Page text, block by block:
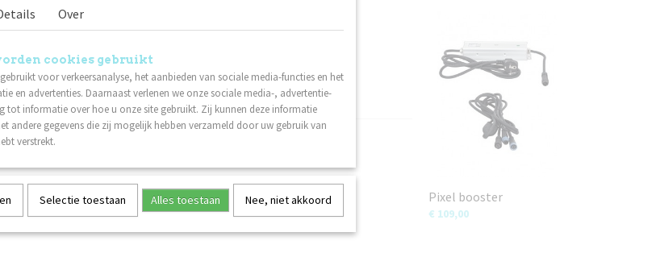
Pixel booster
€ 109,00
Over
cookies gebruikt
voor verkeersanalyse, het aanbieden van sociale media-functies en het
en advertenties. Daarnaast verlenen we onze sociale media-, advertentie-
tot informatie over hoe u onze site gebruikt. Zij kunnen deze informatie
andere gegevens die zij mogelijk hebben verzameld door uw gebruik van
verstrekt.
Selectie toestaan Alles toestaan Nee, niet akkoord